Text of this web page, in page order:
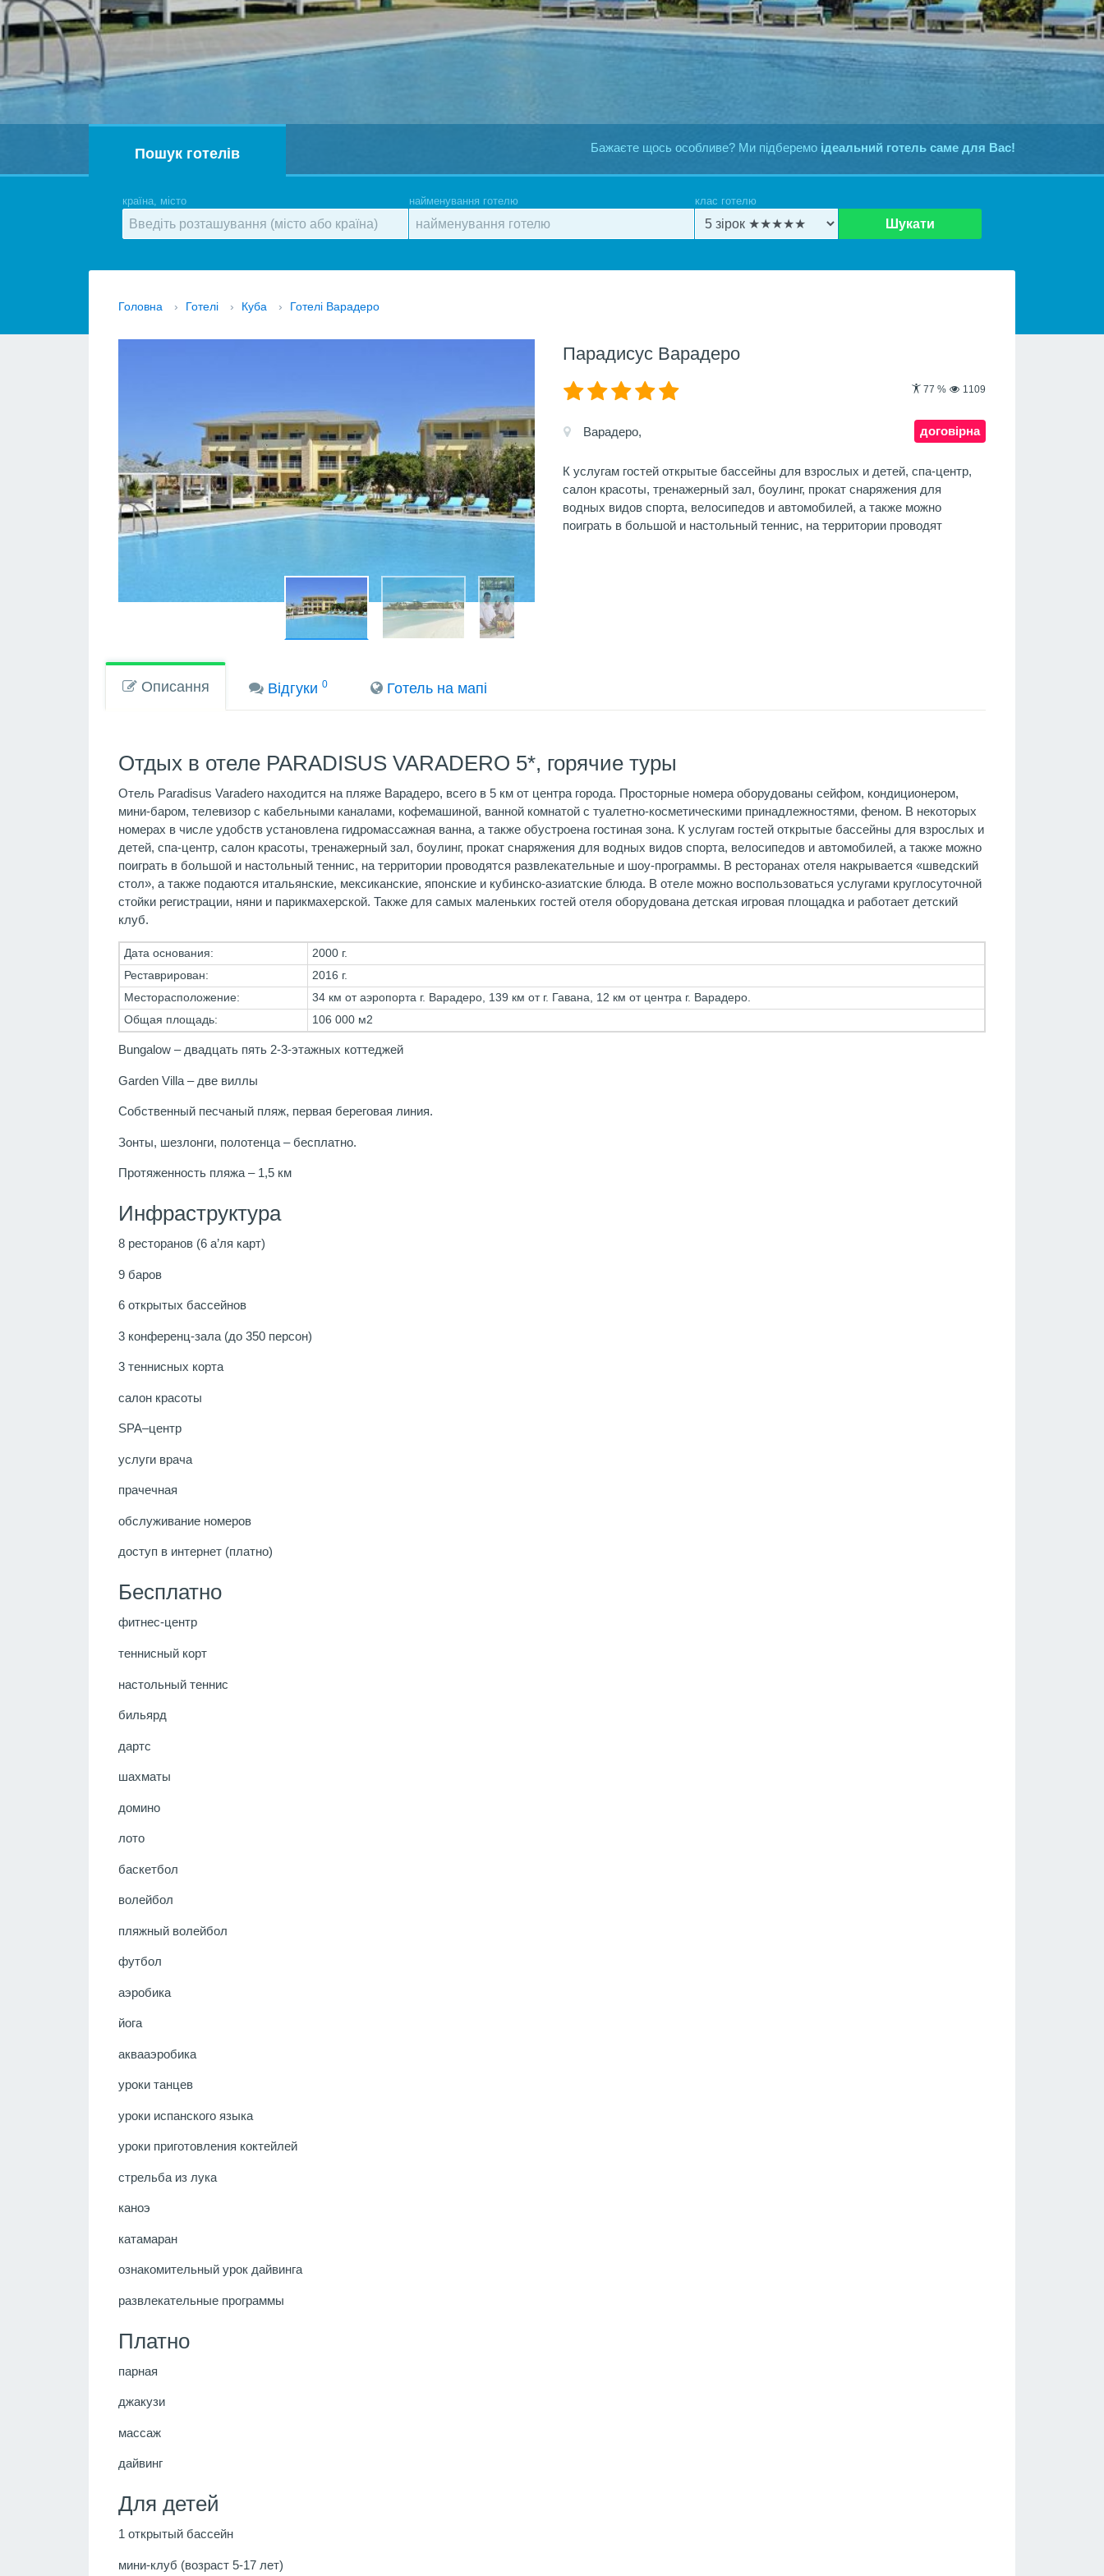
Бажаєте щось особливе? Ми підберемо ідеальний готель саме для Вас!
Пошук готелів
країна, місто найменування готелю клас готелю
Шукати
Головна › Готелі › Куба › Готелі Варадеро
Парадисус Варадеро
77 % 1109
договірна
Варадеро,
К услугам гостей открытые бассейны для взрослых и детей, спа-центр,
салон красоты, тренажерный зал, боулинг, прокат снаряжения для
водных видов спорта, велосипедов и автомобилей, а также можно
поиграть в большой и настольный теннис, на территории проводят
Описання Вiдгуки0 Готель на мапi
Отдых в отеле PARADISUS VARADERO 5*, горячие туры
Отель Paradisus Varadero находится на пляже Варадеро, всего в 5 км от центра города. Просторные номера оборудованы сейфом, кондиционером,
мини-баром, телевизор с кабельными каналами, кофемашиной, ванной комнатой с туалетно-косметическими принадлежностями, феном. В некоторых
номерах в числе удобств установлена гидромассажная ванна, а также обустроена гостиная зона. К услугам гостей открытые бассейны для взрослых и
детей, спа-центр, салон красоты, тренажерный зал, боулинг, прокат снаряжения для водных видов спорта, велосипедов и автомобилей, а также можно
поиграть в большой и настольный теннис, на территории проводятся развлекательные и шоу-программы. В ресторанах отеля накрывается «шведский
стол», а также подаются итальянские, мексиканские, японские и кубинско-азиатские блюда. В отеле можно воспользоваться услугами круглосуточной
стойки регистрации, няни и парикмахерской. Также для самых маленьких гостей отеля оборудована детская игровая площадка и работает детский
клуб.
Дата основания:
2000 г.
Реставрирован:
2016 г.
Месторасположение:
34 км от аэропорта г. Варадеро, 139 км от г. Гавана, 12 км от центра г. Варадеро.
Общая площадь:
106 000 м2
Bungalow – двадцать пять 2-3-этажных коттеджей
Garden Villa – две виллы
Собственный песчаный пляж, первая береговая линия.
Зонты, шезлонги, полотенца – бесплатно.
Протяженность пляжа – 1,5 км
Инфраструктура
8 ресторанов (6 а’ля карт)
9 баров
6 открытых бассейнов
3 конференц-зала (до 350 персон)
3 теннисных корта
салон красоты
SPA–центр
услуги врача
прачечная
обслуживание номеров
доступ в интернет (платно)
Бесплатно
фитнес-центр
теннисный корт
настольный теннис
бильярд
дартс
шахматы
домино
лото
баскетбол
волейбол
пляжный волейбол
футбол
аэробика
йога
аквааэробика
уроки танцев
уроки испанского языка
уроки приготовления коктейлей
стрельба из лука
каноэ
катамаран
ознакомительный урок дайвинга
развлекательные программы
Платно
парная
джакузи
массаж
дайвинг
Для детей
1 открытый бассейн
мини-клуб (возраст 5-17 лет)